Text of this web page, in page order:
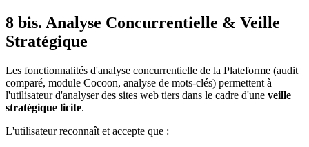
8 bis. Analyse Concurrentielle & Veille
Stratégique
Les fonctionnalités d'analyse concurrentielle de la Plateforme (audit
comparé, module Cocoon, analyse de mots-clés) permettent à
l'utilisateur d'analyser des sites web tiers dans le cadre d'une veille
stratégique licite.
L'utilisateur reconnaît et accepte que :